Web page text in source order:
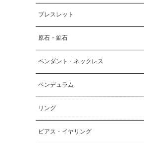
ブレスレット
原石・鉱石
ペンダント・ネックレス
ペンデュラム
リング
ピアス・イヤリング